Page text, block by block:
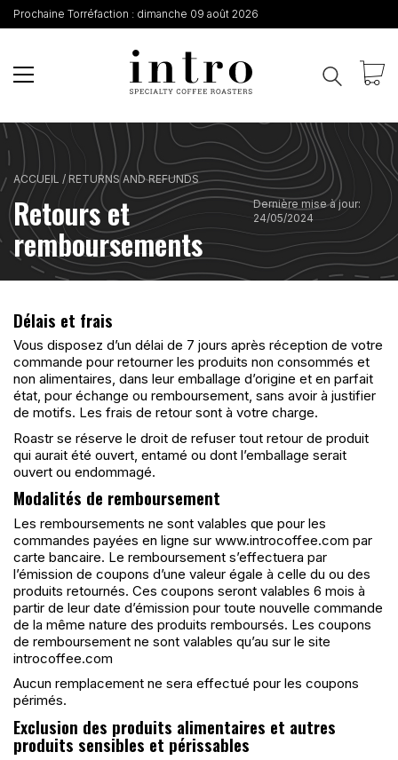
Prochaine Torréfaction : dimanche 09 août 2026
ACCUEIL / RETURNS AND REFUNDS
Retours et
remboursements
Dernière mise à jour:
24/05/2024
Délais et frais
Vous disposez d’un délai de 7 jours après réception de votre
commande pour retourner les produits non consommés et
non alimentaires, dans leur emballage d’origine et en parfait
état, pour échange ou remboursement, sans avoir à justifier
de motifs. Les frais de retour sont à votre charge.
Roastr se réserve le droit de refuser tout retour de produit
qui aurait été ouvert, entamé ou dont l’emballage serait
ouvert ou endommagé.
Modalités de remboursement
Les remboursements ne sont valables que pour les
commandes payées en ligne sur www.introcoffee.com par
carte bancaire. Le remboursement s’effectuera par
l’émission de coupons d’une valeur égale à celle du ou des
produits retournés. Ces coupons seront valables 6 mois à
partir de leur date d’émission pour toute nouvelle commande
de la même nature des produits remboursés. Les coupons
de remboursement ne sont valables qu’au sur le site
introcoffee.com
Aucun remplacement ne sera effectué pour les coupons
périmés.
Exclusion des produits alimentaires et autres
produits sensibles et périssables